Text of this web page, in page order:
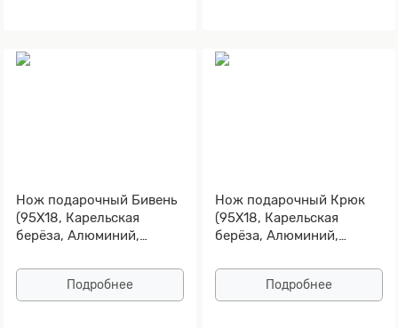
Нож подарочный Бивень
(95Х18, Карельская
берёза, Алюминий,
Подробнее
Нож подарочный Крюк
(95Х18, Карельская
берёза, Алюминий,
Подробнее